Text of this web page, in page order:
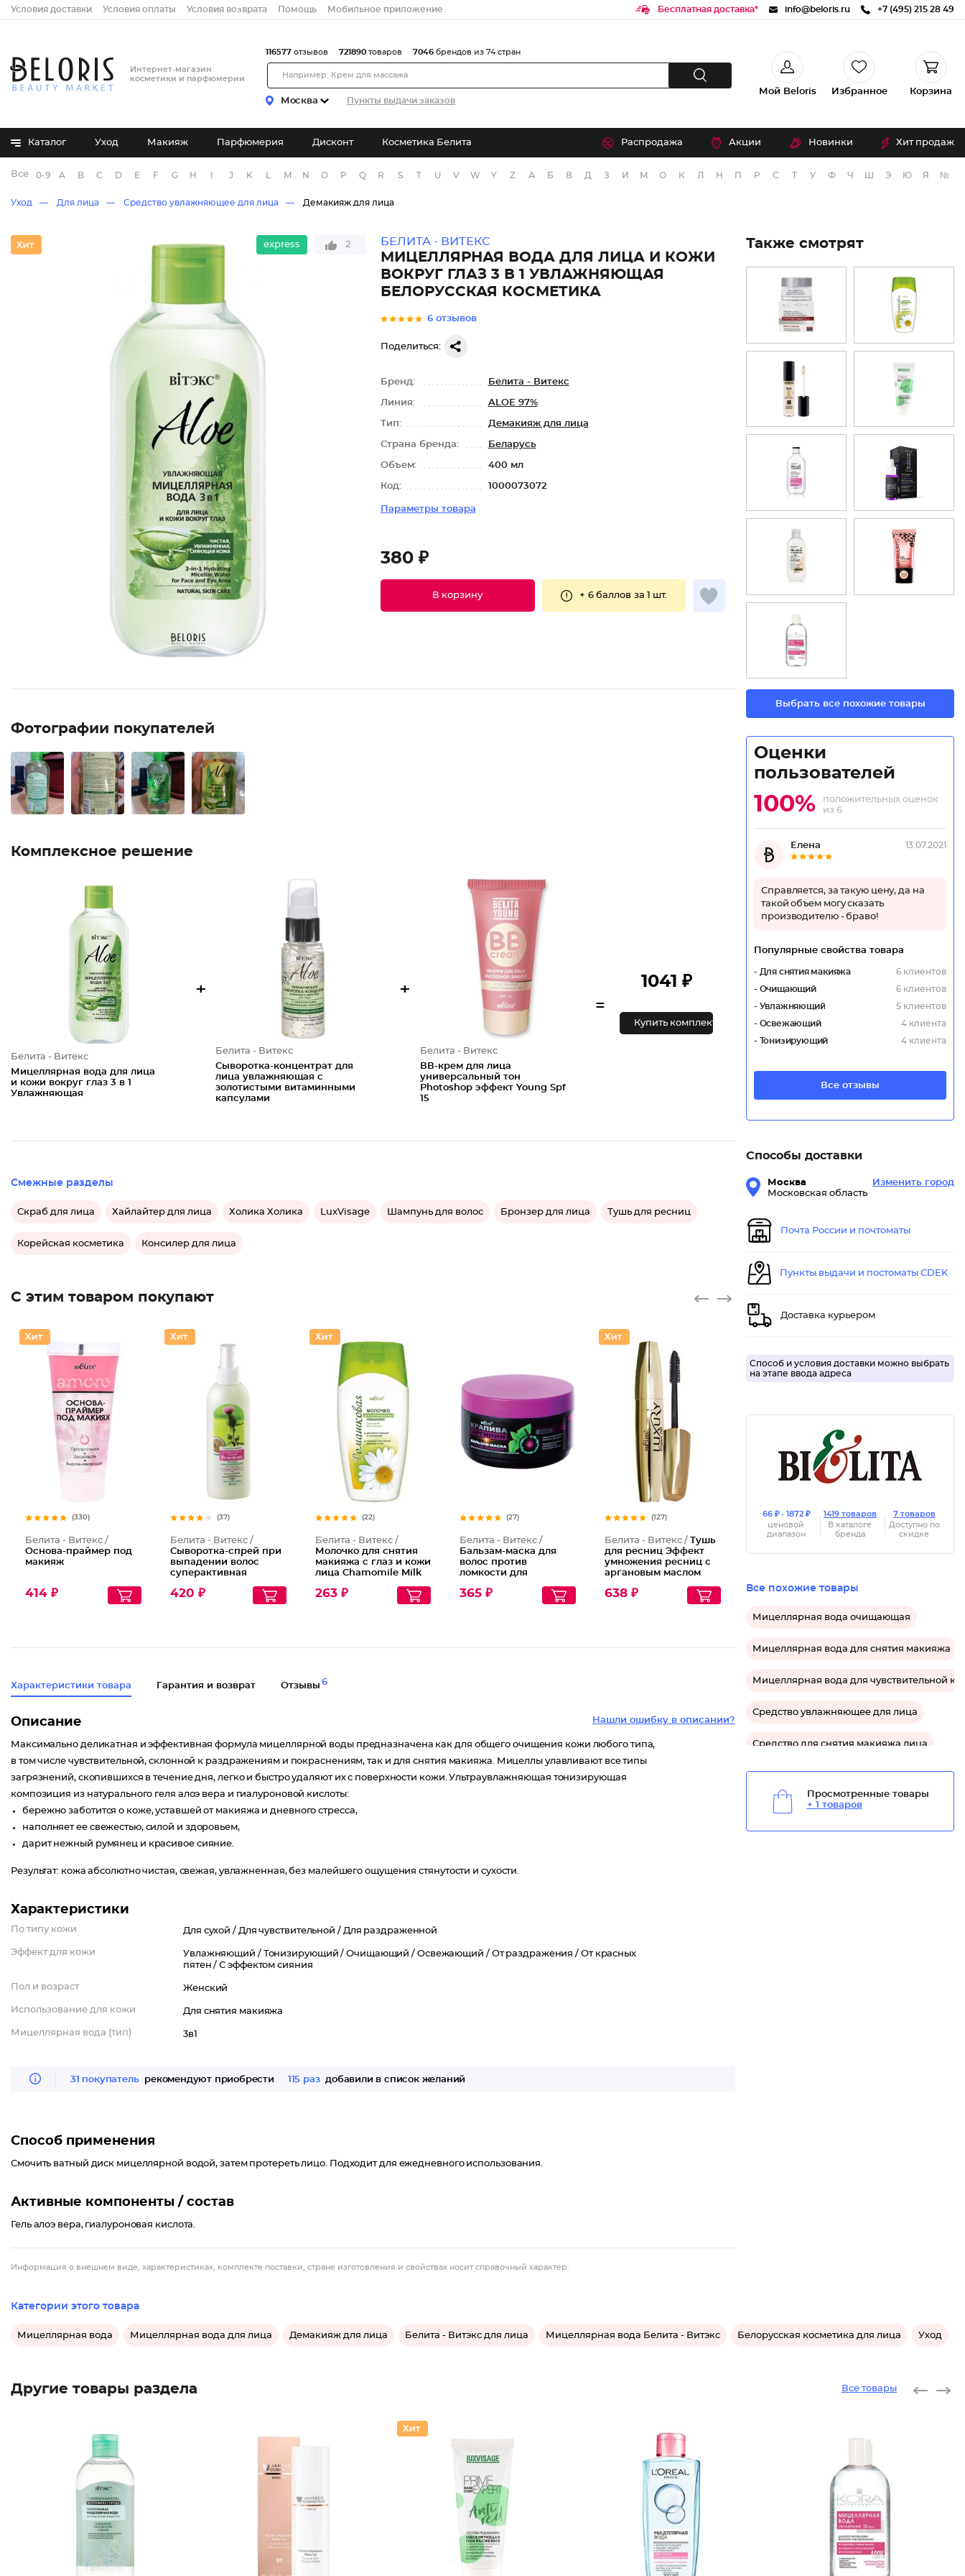
Условия доставки Условия оплаты Условия возврата Помощь Мобильное приложение Бесплатная доставка* info@beloris.ru +7 (495) 215 28 49
Интернет-магазин
косметики и парфюмерии
Москва Пункты выдачи заказов
116577 отзывов 721890 товаров 7046 брендов из 74 стран
Мой Beloris Избранное Корзина
Каталог Уход Макияж Парфюмерия Дисконт Косметика Белита Распродажа Акции Новинки Хит продаж
Все бренды
0-9 A B C D E F G H J K M N O P Q R S T U V W Y Z А Б В Д З И М О К Л Н П Р С Т У Ф Ч Э Ю Я №
Уход Для лица Средство увлажняющее для лица Демакияж для лица
express 2 БЕЛИТА - ВИТЕКС
МИЦЕЛЛЯРНАЯ ВОДА ДЛЯ ЛИЦА И КОЖИ
ВОКРУГ ГЛАЗ 3 В 1 УВЛАЖНЯЮЩАЯ
БЕЛОРУССКАЯ КОСМЕТИКА
6 отзывов
Поделиться:
Бренд: Белита - Витекс
Линия: ALOE 97%
Тип: Демакияж для лица
Страна бренда: Беларусь
Объем: 400 мл
Код: 1000073072
Параметры товара
380 ₽
В корзину + 6 баллов за 1 шт.
Фотографии покупателей
Комплексное решение
Белита - Витекс
Мицеллярная вода для лица
и кожи вокруг глаз 3 в 1
Увлажняющая
+
Белита - Витекс
Сыворотка-концентрат для
лица увлажняющая с
золотистыми витаминными
капсулами
+
Белита - Витекс
ВВ-крем для лица
универсальный тон
Photoshop эффект Young Spf
15
=
1041 ₽
Купить комплект
Смежные разделы
Скраб для лица Хайлайтер для лица Холика Холика LuxVisage Шампунь для волос Бронзер для лица Тушь для ресниц
Корейская косметика Консилер для лица
С этим товаром покупают
(330)
Белита - Витекс /
Основа-праймер под
макияж
414 ₽
(37)
Белита - Витекс /
Сыворотка-спрей при
выпадении волос
суперактивная
420 ₽
(22)
Белита - Витекс /
Молочко для снятия
макияжа с глаз и кожи
лица Chamomile Milk
263 ₽
(27)
Белита - Витекс /
Бальзам-маска для
волос против
ломкости для
секущихся волос
365 ₽
(127)
Белита - Витекс /Тушь
для ресниц Эффект
умножения ресниц с
аргановым маслом
638 ₽
Характеристики товара Гарантия и возврат Отзывы 6
Нашли ошибку в описании?
Описание
Максимально деликатная и эффективная формула мицеллярной воды предназначена как для общего очищения кожи любого типа,
в том числе чувствительной, склонной к раздражениям и покраснениям, так и для снятия макияжа. Мицеллы улавливают все типы
загрязнений, скопившихся в течение дня, легко и быстро удаляют их с поверхности кожи. Ультраувлажняющая тонизирующая
композиция из натурального геля алоэ вера и гиалуроновой кислоты:
бережно заботится о коже, уставшей от макияжа и дневного стресса,
наполняет ее свежестью, силой и здоровьем,
дарит нежный румянец и красивое сияние.
Результат: кожа абсолютно чистая, свежая, увлажненная, без малейшего ощущения стянутости и сухости.
Характеристики
По типу кожи Для сухой / Для чувствительной / Для раздраженной
Эффект для кожи Увлажняющий / Тонизирующий /Очищающий / Освежающий / От раздражения / От красных
пятен /С эффектом сияния
Пол и возраст Женский
Использование для кожи Для снятия макияжа
Мицеллярная вода (тип) 3в1
31 покупатель рекомендуют приобрести 115 раз добавили в список желаний
Способ применения
Смочить ватный диск мицеллярной водой, затем протереть лицо. Подходит для ежедневного использования.
Активные компоненты / состав
Гель алоэ вера, гиалуроновая кислота.
Информация о внешнем виде, характеристиках, комплекте поставки, стране изготовления и свойствах носит справочный характер.
Также смотрят
Выбрать все похожие товары
Оценки
пользователей
100%
положительных оценок
из 6
Елена 13.07.2021
Справляется, за такую цену, да на
такой объем могу сказать
производителю - браво!
Популярные свойства товара
- Для снятия макияжа
6 клиентов
- Очищающий
6 клиентов
- Увлажняющий
5 клиентов
- Освежающий
4 клиента
- Тонизирующий
4 клиента
Все отзывы
Способы доставки
Москва
Московская область
Изменить город
Почта России и почтоматы
Пункты выдачи и постоматы CDEK
Доставка курьером
Способ и условия доставки можно выбрать
на этапе ввода адреса
66 ₽ - 1872 ₽
ценовой
диапазон
1419 товаров
В каталоге
бренда
7 товаров
Доступно по
скидке
Все похожие товары
Мицеллярная вода очищающая
Мицеллярная вода для снятия макияжа
Мицеллярная вода для чувствительной
Средство увлажняющее для лица
Средство для снятия макияжа лица
Средство очищающее для лица
Просмотренные товары
+ 1 товаров
Категории этого товара
Мицеллярная вода Мицеллярная вода для лица Демакияж для лица Белита - Витэкс для лица Мицеллярная вода Белита - Витэкс Белорусская косметика для лица Уход
Другие товары раздела Все товары